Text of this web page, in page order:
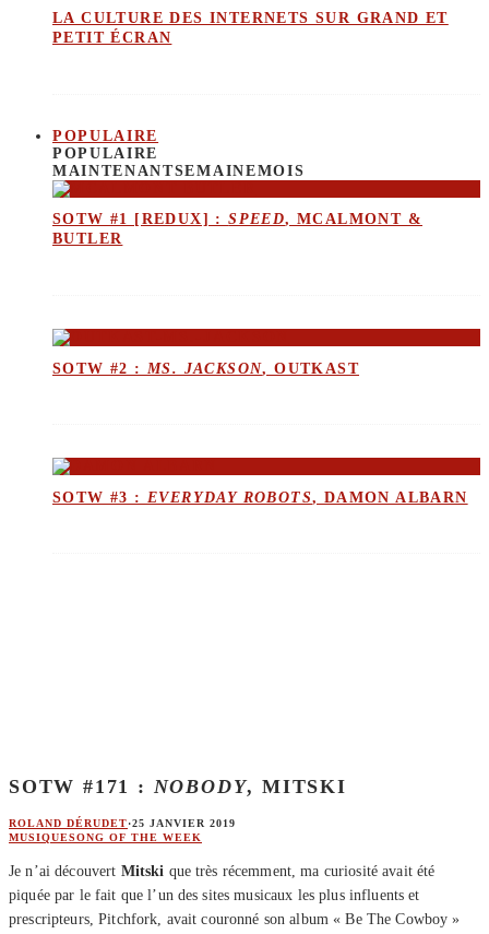
LA CULTURE DES INTERNETS SUR GRAND ET
PETIT ÉCRAN
POPULAIRE
POPULAIRE
MAINTENANTSEMAINEMOIS
SOTW #1 [REDUX] :SPEED, MCALMONT &
BUTLER
SOTW #2 : MS. JACKSON, OUTKAST
SOTW #3 : EVERYDAY ROBOTS, DAMON ALBARN
SOTW #171 : NOBODY, MITSKI
ROLAND DÉRUDET·25 JANVIER 2019
MUSIQUESONG OF THE WEEK
Je n’ai découvert Mitski que très récemment, ma curiosité avait été
piquée par le fait que l’un des sites musicaux les plus influents et
prescripteurs, Pitchfork, avait couronné son album « Be The Cowboy »